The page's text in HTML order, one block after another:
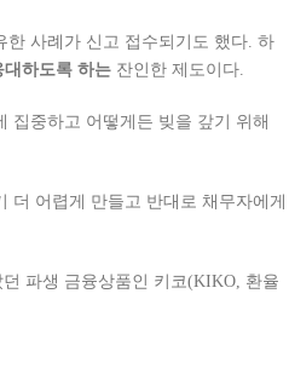
사례가 신고 접수되기도 했다. 하
하도록 하는 잔인한 제도이다.
집중하고 어떻게든 빚을 갚기 위해
더 어렵게 만들고 반대로 채무자에게
파생 금융상품인 키코(KIKO, 환율